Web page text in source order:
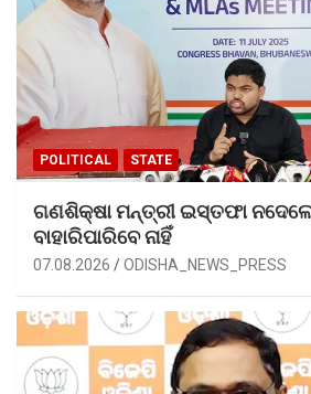
POLITICAL STATE
ଗଣଶିକ୍ଷା ମନ୍ତ୍ରୀ ଇସ୍ତଫା
ବାହାରିପାରିବେ ନାହିଁ
07.08.2026 ODISHA_NEWS_PRESS